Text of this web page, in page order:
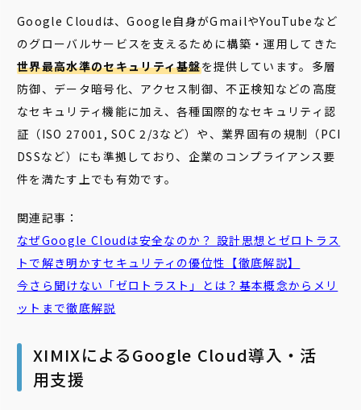
Google Cloudは、Google自身がGmailやYouTubeなど
のグローバルサービスを支えるために構築・運用してきた
世界最高水準のセキュリティ基盤を提供しています。多層
防御、データ暗号化、アクセス制御、不正検知などの高度
なセキュリティ機能に加え、各種国際的なセキュリティ認
証（ISO 27001, SOC 2/3など）や、業界固有の規制（PCI
DSSなど）にも準拠しており、企業のコンプライアンス要
件を満たす上でも有効です。
関連記事：
なぜGoogle Cloudは安全なのか？ 設計思想とゼロトラス
トで解き明かすセキュリティの優位性【徹底解説】
今さら聞けない「ゼロトラスト」とは？基本概念からメリ
ットまで徹底解説
XIMIXによるGoogle Cloud導入・活
用支援